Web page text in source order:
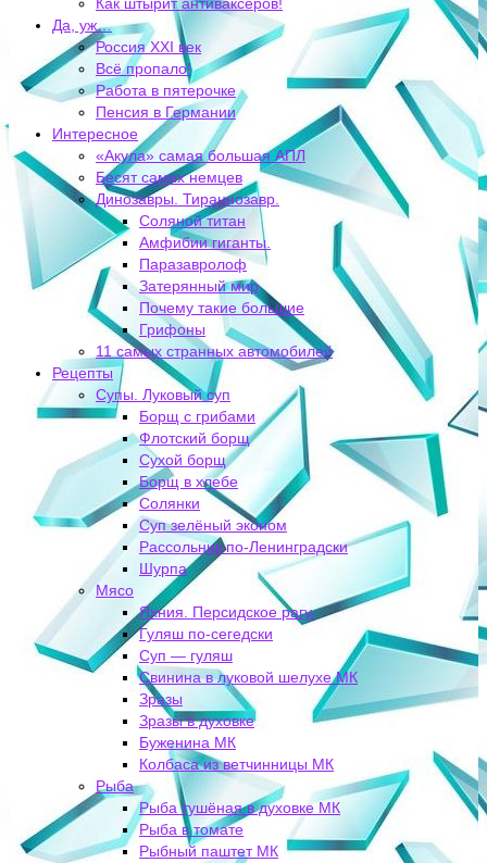
Да, уж…
Россия XXI век
Всё пропало!
Работа в пятерочке
Пенсия в Германии
Интересное
«Акула» самая большая АПЛ
Бесят самих немцев
Динозавры. Тираннозавр.
Соляной титан
Амфибии гиганты.
Паразавролоф
Затерянный мир
Почему такие большие
Грифоны
11 самых странных автомобилей
Рецепты
Супы. Луковый суп
Борщ с грибами
Флотский борщ
Сухой борщ
Борщ в хлебе
Солянки
Суп зелёный эконом
Рассольник по-Ленинградски
Шурпа
Мясо
Яхния. Персидское рагу.
Гуляш по-сегедски
Суп — гуляш
Свинина в луковой шелухе МК
Зразы
Зразы в духовке
Буженина МК
Колбаса из ветчинницы МК
Рыба
Рыба тушёная в духовке МК
Рыба в томате
Рыбный паштет МК